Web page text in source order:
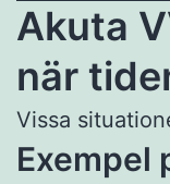
Akuta
när
Vissa
Exempel